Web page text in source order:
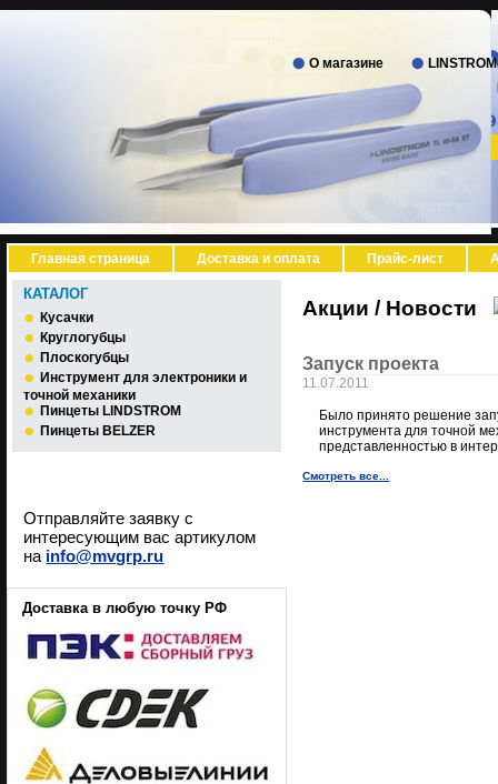
О магазине
Главная страница Доставка и оплата Прайс-лист
КАТАЛОГ
Кусачки
Круглогубцы
Плоскогубцы
Инструмент для электроники и
точной механики
Пинцеты LINDSTROM
Пинцеты BELZER
Отправляйте заявку с
интересующим вас артикулом
на info@mvgrp.ru
Доставка в любую точку РФ
Акции / Новости
Запуск проекта
11.07.2011
Было принято решение
инструмента для точной
представленностью в
Смотреть все...